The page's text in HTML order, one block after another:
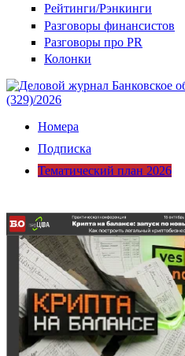
Рейтинги/Рэнкинги
Разговоры финансистов
Разговоры про PR
Колонки
Номера
Подписка
Тематический план 2026